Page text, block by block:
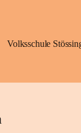
Volksschule